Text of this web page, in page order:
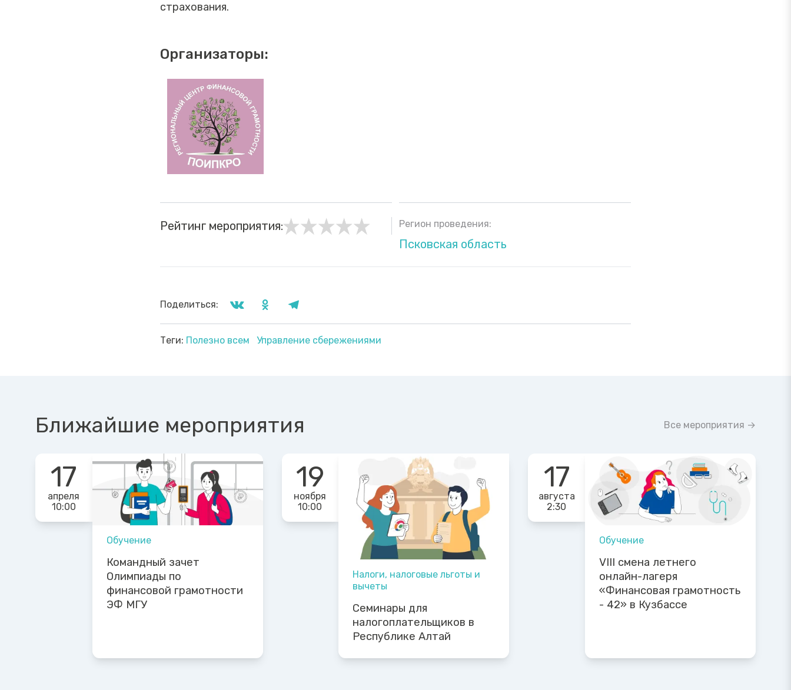
страхования.
Организаторы:
Рейтинг мероприятия: Регион проведения:
Псковская область
Поделиться:
Теги: Полезно всем Управление сбережениями
Ближайшие мероприятия Все мероприятия →
17
апреля
10:00
Обучение
Командный зачет
Олимпиады по
финансовой грамотности
ЭФ МГУ
19
ноября
10:00
Налоги, налоговые льготы и
вычеты
Семинары для
налогоплательщиков в
Республике Алтай
17
августа
2:30
Обучение
VIII смена летнего
онлайн-лагеря
«Финансовая грамотность
- 42» в Кузбассе